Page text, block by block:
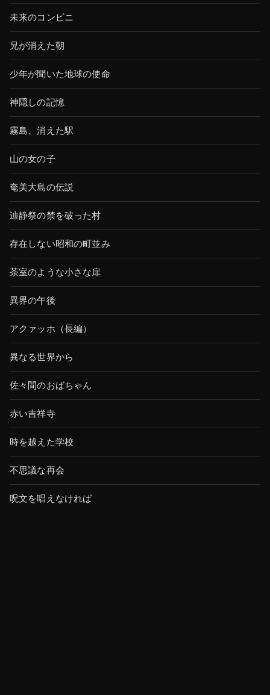
未来のコンビニ
兄が消えた朝
少年が聞いた地球の使命
神隠しの記憶
霧島、消えた駅
山の女の子
奄美大島の伝説
辿静祭の禁を破った村
存在しない昭和の町並み
茶室のような小さな扉
異界の午後
アクァッホ（長編）
異なる世界から
佐々間のおばちゃん
赤い吉祥寺
時を越えた学校
不思議な再会
呪文を唱えなければ